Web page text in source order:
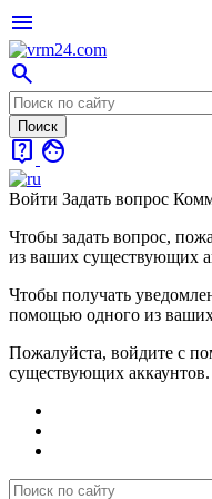
menu
search
live_help face
Войти Задать вопрос
Чтобы задать вопрос,
из ваших существующих
Чтобы получать
помощью одного из
Пожалуйста, войдите с
существующих аккаунтов.